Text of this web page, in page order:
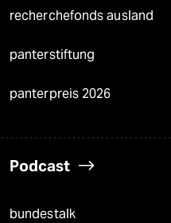
recherchefonds ausland
panterstiftung
panterpreis 2026
Podcast
bundestalk